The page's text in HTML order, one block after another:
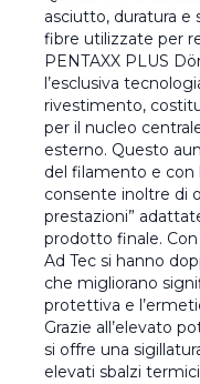
asciutto, duratura e
fibre utilizzate per
PENTAXX PLUS
l’esclusiva
rivestimento,
per il nucleo
esterno. Questo
del filamento e con
consente inoltre di
prestazioni”
prodotto finale.
Ad Tec si hanno
che migliorano
protettiva e
Grazie all’elevato
si offre una
elevati sbalzi